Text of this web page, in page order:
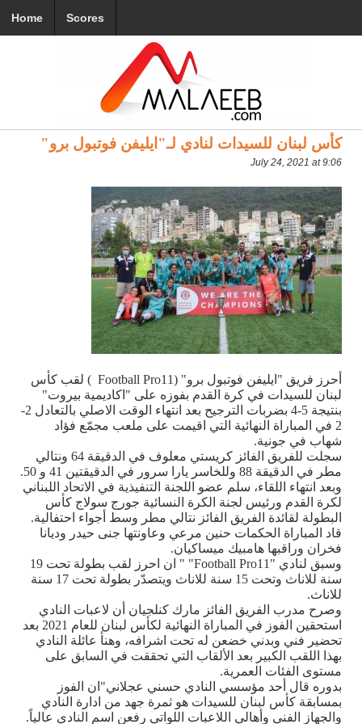
Home Scores
كأس لبنان للسيدات لنادي لـ"ايليفن فوتبول برو"
July 24, 2021 at 9:06
أحرز فريق "ايليفن فوتبول برو" (11 Football Pro ) لقب كأس
لبنان للسيدات في كرة القدم بفوزه على "اكاديمية بيروت"
بنتيجة 5-4 بضربات الترجيح بعد انتهاء الوقت الاصلي بالتعادل 2-
2 في المباراة النهائية التي اقيمت على ملعب مجمّع فؤاد
شهاب في جونية.
سجلت للفريق الفائز كريستي معلوف في الدقيقة 64 ونتالي
مطر في الدقيقة 88 وللخاسر يارا سرور في الدقيقتين 41 و 50.
وبعد انتهاء اللقاء، سلم عضو اللجنة التنفيذية في الاتحاد اللبناني
لكرة القدم ورئيس لجنة الكرة النسائية جورج سولاج كأس
البطولة لقائدة الفريق الفائز نتالي مطر وسط أجواء احتفالية.
قاد المباراة الحكمات حنين مرعي وعاونتها جنى حيدر وديانا
فخران وراقبها هامبيك ميساكيان.
وسبق لنادي "11
Football Pro"
" ان احرز لقب بطولة تحت 19
سنة للاناث وتحت 15 سنة للاناث ويتصدّر بطولة تحت 17 سنة
للاناث.
وصرح مدرب الفريق الفائز مارك كنلجيان أن لاعبات النادي
استحقين الفوز في المباراة النهائية لكأس لبنان للعام 2021 بعد
تحضير فني وبدني خضعن له تحت اشرافه، وهنأ عائلة النادي
بهذا اللقب الكبير بعد الألقاب التي تحققت في السابق على
مستوى الفئات العمرية.
بدوره قال أحد مؤسسي النادي حسني عجلاني"ان الفوز
بمسابقة كأس لبنان للسيدات هو ثمرة جهد من ادارة النادي
والجهاز الفني وأهالي اللاعبات اللواتي رفعن اسم النادي عالياً.